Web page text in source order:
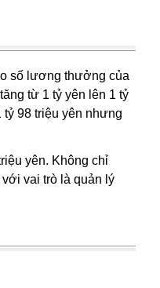
số lương thưởng của
từ 1 tỷ yên lên 1 tỷ
tỷ 98 triệu yên nhưng
yên. Không chỉ
vai trò là quản lý